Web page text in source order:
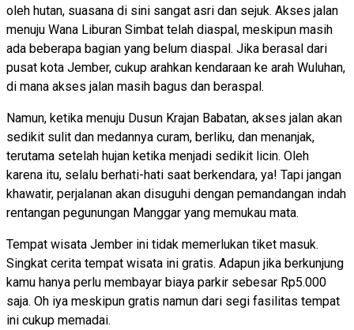
oleh hutan, suasana di sini sangat asri dan sejuk. Akses jalan
menuju Wana Liburan Simbat telah diaspal, meskipun masih
ada beberapa bagian yang belum diaspal. Jika berasal dari
pusat kota Jember, cukup arahkan kendaraan ke arah Wuluhan,
di mana akses jalan masih bagus dan beraspal.
Namun, ketika menuju Dusun Krajan Babatan, akses jalan akan
sedikit sulit dan medannya curam, berliku, dan menanjak,
terutama setelah hujan ketika menjadi sedikit licin. Oleh
karena itu, selalu berhati-hati saat berkendara, ya! Tapi jangan
khawatir, perjalanan akan disuguhi dengan pemandangan indah
rentangan pegunungan Manggar yang memukau mata.
Tempat wisata Jember ini tidak memerlukan tiket masuk.
Singkat cerita tempat wisata ini gratis. Adapun jika berkunjung
kamu hanya perlu membayar biaya parkir sebesar Rp5.000
saja. Oh iya meskipun gratis namun dari segi fasilitas tempat
ini cukup memadai.